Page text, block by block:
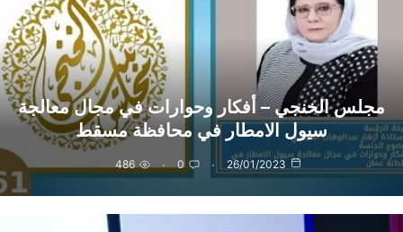
مجلس الخنجي – أفكار وحوارات في مجال معالجة
سيول الامطار في محافظة مسقط
26/01/2023
0
486